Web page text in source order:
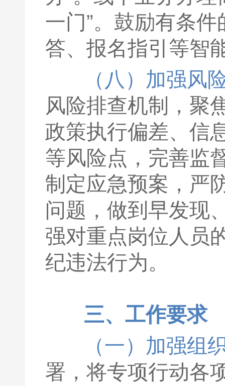
一门”。鼓励有条
答、报名指引等智
（八）加强风
风险排查机制，聚
政策执行偏差、信
等风险点，完善监
制定应急预案，严
问题，做到早发现
强对重点岗位人员
纪违法行为。
三、工作要求
（一）加强组
署，将专项行动各